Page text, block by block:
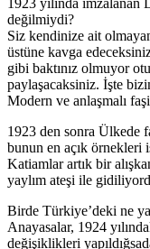
değilmiydi?
Siz kendinize ait
üstüne kavga
gibi baktınız olmuyor
paylaşacaksiniz. İşte
Modern ve anlaşmalı
1923 den sonra Ülkede
bunun en açık örnekleri
Katiamlar artık bir
yaylım ateşi ile
Birde Türkiye’deki ne
Anayasalar, 1924
değişiklikleri